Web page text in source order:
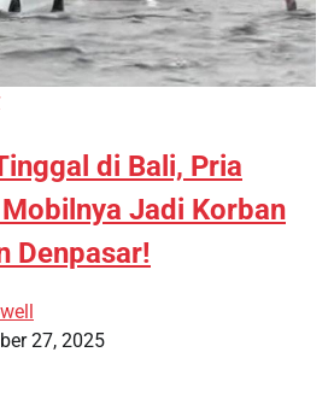
di Bali, Pria
Jadi Korban
Denpasar!
27, 2025